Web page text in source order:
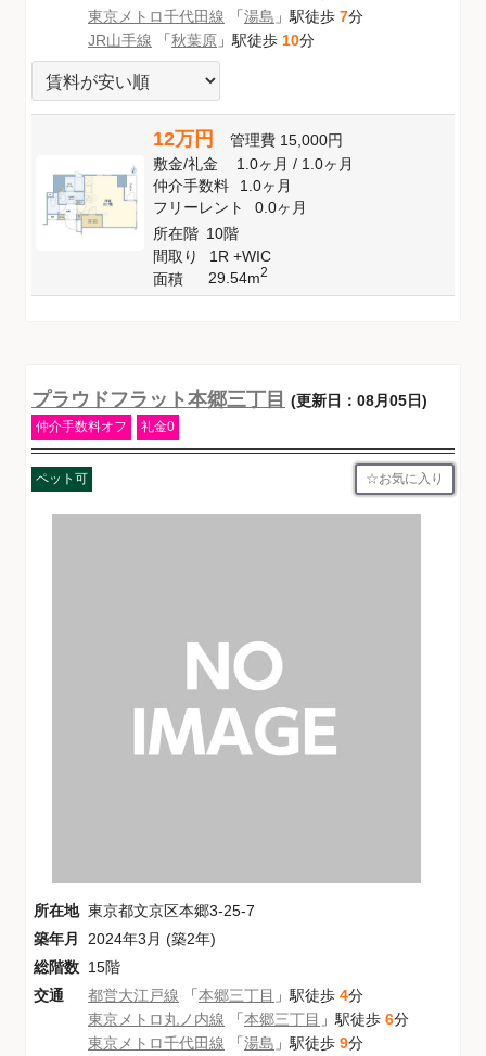
東京メトロ千代田線 「湯島 」駅徒歩 7分
JR山手線 「秋葉原 」駅徒歩 10分
12万円 管理費 15,000円
敷金/礼金 1.0ヶ月/ 1.0ヶ月
仲介手数料
1.0ヶ月
フリーレント
0.0ヶ月
所在階 10階
間取り
1R +WIC
面積
29.54m2
プラウドフラット本郷三丁目 (更新日：08月05日)
仲介手数料オフ 礼金0
ペット可 お気に入り
所在地 東京都文京区本郷3-25-7
築年月
2024年3月 (築2年)
総階数 15階
交通
都営大江戸線 「本郷三丁目 」駅徒歩 4分
東京メトロ丸ノ内線 「本郷三丁目 」駅徒歩 6分
東京メトロ千代田線 「湯島 」駅徒歩 9分